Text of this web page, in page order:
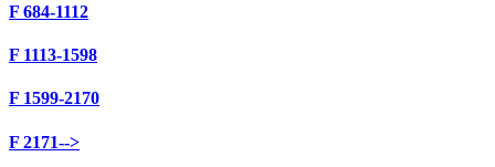
F 684-1112
F 1113-1598
F 1599-2170
F 2171-->